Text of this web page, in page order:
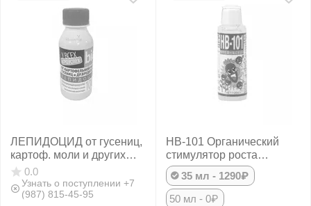
ЛЕПИДОЦИД от гусениц,
картоф. моли и других
вредителей 100 мл
АГРОУСПЕХ
0.0
Узнать о поступлении +7
(987) 815-45-95
НВ-101 Органический
стимулятор роста
растений Япония
35 мл - 1290₽
50 мл - 0₽